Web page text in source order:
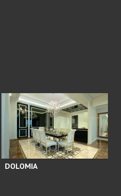
DOLOMIA